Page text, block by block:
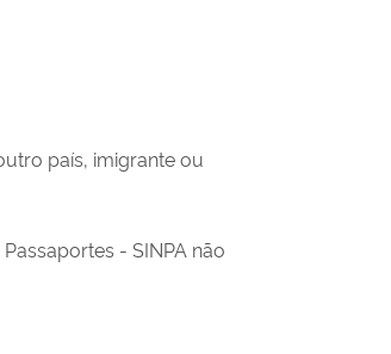
país, imigrante ou
- SINPA não